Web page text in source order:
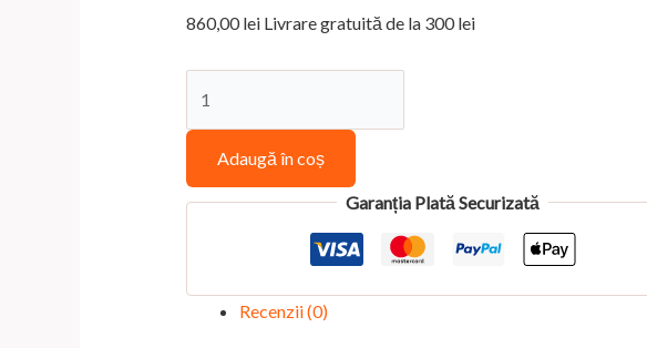
860,00lei Livrare gratuită de la 300 lei
5874
Adaugă în coș
Garanția Plată Securizată
Recenzii (0)